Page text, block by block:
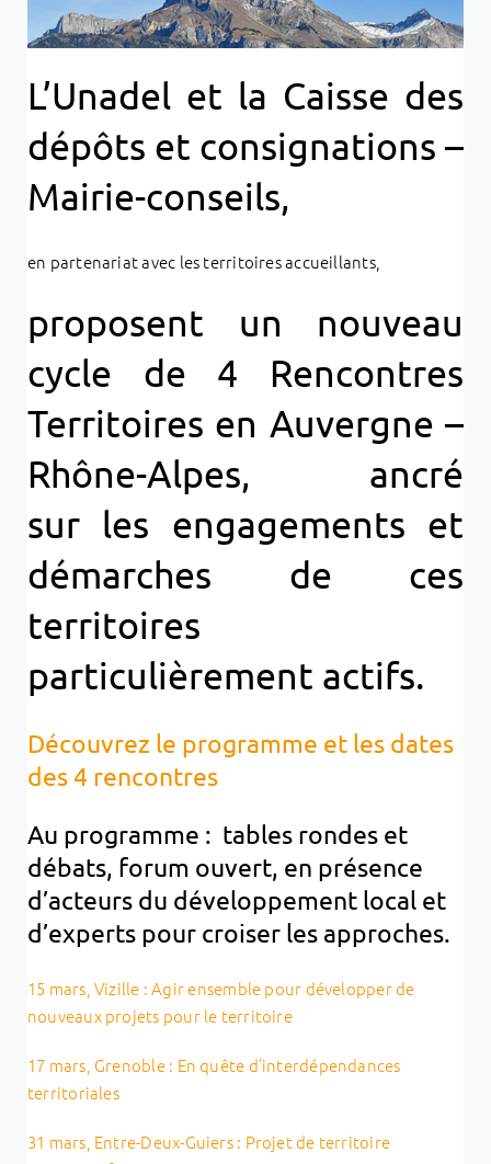
L’Unadel et la Caisse des
dépôts et consignations –
Mairie-conseils,
en partenariat avec les territoires accueillants,
proposent un nouveau
cycle de 4 Rencontres
Territoires en Auvergne –
Rhône-Alpes, ancré
sur les engagements et
démarches de ces
territoires
particulièrement actifs.
Découvrez le programme et les dates
des 4 rencontres
Au programme : tables rondes et
débats, forum ouvert, en présence
d’acteurs du développement local et
d’experts pour croiser les approches.
15 mars, Vizille : Agir ensemble pour développer de
nouveaux projets pour le territoire
17 mars, Grenoble : En quête d’interdépendances
territoriales
31 mars, Entre-Deux-Guiers : Projet de territoire